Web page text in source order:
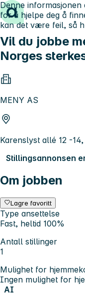
Hopp til innhold
Vil du jobbe
Norges
MENY AS
Karenslyst allé 12 -
Stillingsannonsen
Om jobben
Lagre favoritt
Type ansettelse
Fast, heltid 100%
Antall stillinger
1
Mulighet for
Ingen mulighet for
AI
Denne
for å hjelpe deg å
kan det være feil, så